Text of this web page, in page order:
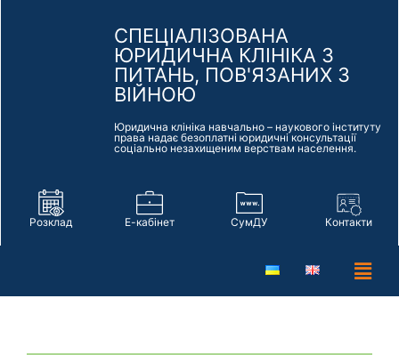
СПЕЦІАЛІЗОВАНА
ЮРИДИЧНА КЛІНІКА З
ПИТАНЬ, ПОВ'ЯЗАНИХ З
ВІЙНОЮ
Юридична клініка навчально – наукового інституту
права надає безоплатні юридичні консультації
соціально незахищеним верствам населення.
Розклад Е-кабінет СумДУ Контакти